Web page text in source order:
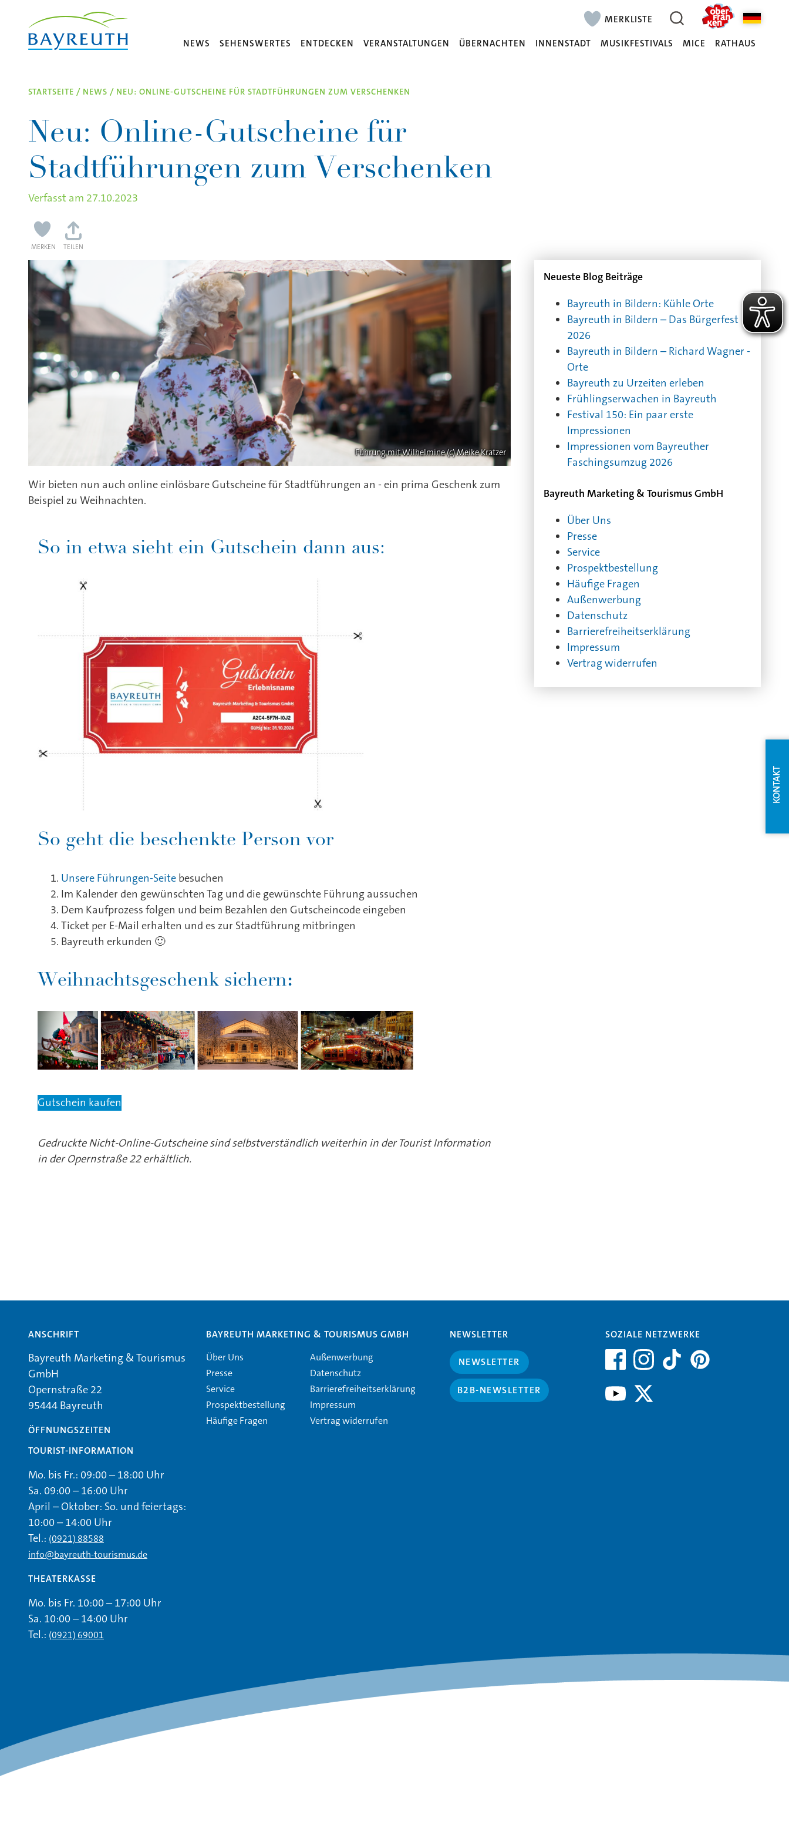
MERKLISTE
NEWS SEHENSWERTES ENTDECKEN VERANSTALTUNGEN ÜBERNACHTEN INNENSTADT MUSIKFESTIVALS MICE RATHAUS
STARTSEITE / NEWS / NEU: ONLINE-GUTSCHEINE FÜR STADTFÜHRUNGEN ZUM VERSCHENKEN
Neu: Online-Gutscheine für
Stadtführungen zum Verschenken
Verfasst am 27.10.2023
MERKEN TEILEN
Führung mit Wilhelmine (c) Meike Kratzer
Wir bieten nun auch online einlösbare Gutscheine für Stadtführungen an - ein prima Geschenk zum
Beispiel zu Weihnachten.
So in etwa sieht ein Gutschein dann aus:
So geht die beschenkte Person vor
Unsere Führungen-Seite besuchen
Im Kalender den gewünschten Tag und die gewünschte Führung aussuchen
Dem Kaufprozess folgen und beim Bezahlen den Gutscheincode eingeben
Ticket per E-Mail erhalten und es zur Stadtführung mitbringen
Bayreuth erkunden 🙂
Weihnachtsgeschenk sichern:
Gutschein kaufen
Gedruckte Nicht-Online-Gutscheine sind selbstverständlich weiterhin in der Tourist Information
in der Opernstraße 22 erhältlich.
Neueste Blog Beiträge
Bayreuth in Bildern: Kühle Orte
Bayreuth in Bildern – Das Bürgerfest
2026
Bayreuth in Bildern – Richard Wagner -
Orte
Bayreuth zu Urzeiten erleben
Frühlingserwachen in Bayreuth
Festival 150: Ein paar erste
Impressionen
Impressionen vom Bayreuther
Faschingsumzug 2026
Bayreuth Marketing & Tourismus GmbH
Über Uns
Presse
Service
Prospektbestellung
Häufige Fragen
Außenwerbung
Datenschutz
Barrierefreiheitserklärung
Impressum
Vertrag widerrufen
ANSCHRIFT
Bayreuth Marketing & Tourismus
GmbH
Opernstraße 22
95444 Bayreuth
ÖFFNUNGSZEITEN
TOURIST-INFORMATION
Mo. bis Fr.: 09:00 – 18:00 Uhr
Sa. 09:00 – 16:00 Uhr
April – Oktober: So. und feiertags:
10:00 – 14:00 Uhr
Tel.: (0921) 88588
info@bayreuth-tourismus.de
THEATERKASSE
Mo. bis Fr. 10:00 – 17:00 Uhr
Sa. 10:00 – 14:00 Uhr
Tel.: (0921) 69001
BAYREUTH MARKETING & TOURISMUS GMBH
Über Uns
Presse
Service
Prospektbestellung
Häufige Fragen
Außenwerbung
Datenschutz
Barrierefreiheitserklärung
Impressum
Vertrag widerrufen
NEWSLETTER
NEWSLETTER
B2B-NEWSLETTER
SOZIALE NETZWERKE
KONTAKT